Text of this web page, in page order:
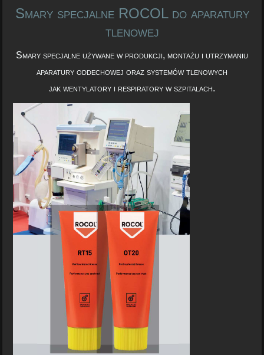
Smary specjalne ROCOL do aparatury
tlenowej
Smary specjalne używane w produkcji, montażu i utrzymaniu
aparatury oddechowej oraz systemów tlenowych
jak wentylatory i respiratory w szpitalach.